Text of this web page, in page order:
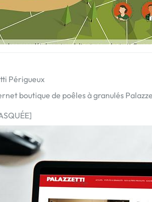
Périgueux
boutique de poêles à granulés